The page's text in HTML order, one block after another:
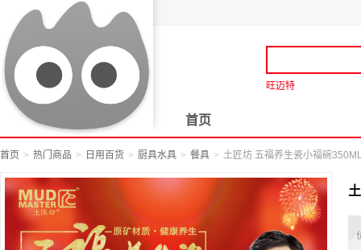
旺迈特
首页
首页 热门商品 日用百货 厨具水具 餐具 土匠坊 五福养生瓷小福碗